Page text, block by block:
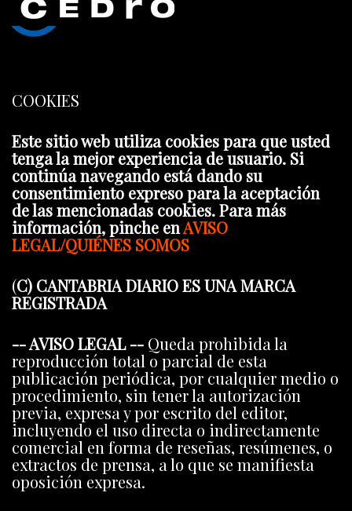
COOKIES
Este sitio web utiliza cookies para que usted
tenga la mejor experiencia de usuario. Si
continúa navegando está dando su
consentimiento expreso para la aceptación
de las mencionadas cookies. Para más
información, pinche enAVISO
LEGAL/QUIÉNES SOMOS
(C) CANTABRIA DIARIO ES UNA MARCA
REGISTRADA
-- AVISO LEGAL -- Queda prohibida la
reproducción total o parcial de esta
publicación periódica, por cualquier medio o
procedimiento, sin tener la autorización
previa, expresa y por escrito del editor,
incluyendo el uso directa o indirectamente
comercial en forma de reseñas, resúmenes, o
extractos de prensa, a lo que se manifiesta
oposición expresa.